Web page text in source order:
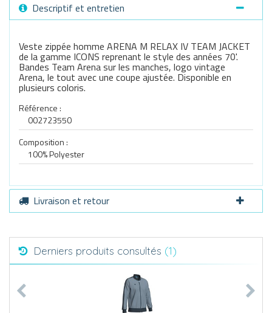
Descriptif et entretien
Veste zippée homme ARENA M RELAX IV TEAM JACKET
de la gamme ICONS reprenant le style des années 70'.
Bandes Team Arena sur les manches, logo vintage
Arena, le tout avec une coupe ajustée. Disponible en
plusieurs coloris.
Référence :
002723550
Composition :
100% Polyester
Livraison et retour
Derniers produits consultés (1)